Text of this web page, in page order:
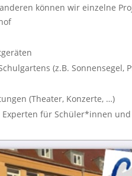
können wir einzelne
(z.B. Sonnensegel,
(Theater, Konzerte, …)
für Schüler*innen